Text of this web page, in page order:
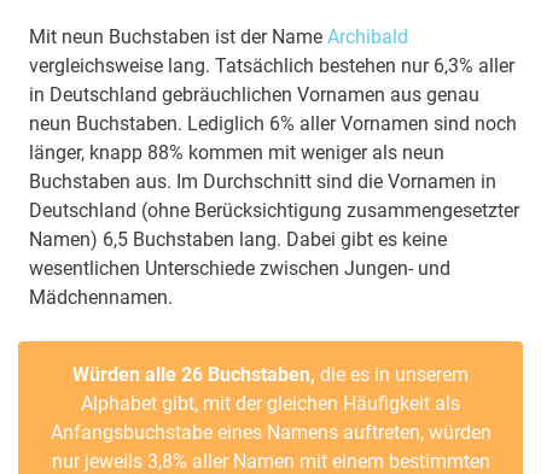
Mit neun Buchstaben ist der Name Archibald
vergleichsweise lang. Tatsächlich bestehen nur 6,3% aller
in Deutschland gebräuchlichen Vornamen aus genau
neun Buchstaben. Lediglich 6% aller Vornamen sind noch
länger, knapp 88% kommen mit weniger als neun
Buchstaben aus. Im Durchschnitt sind die Vornamen in
Deutschland (ohne Berücksichtigung zusammengesetzter
Namen) 6,5 Buchstaben lang. Dabei gibt es keine
wesentlichen Unterschiede zwischen Jungen- und
Mädchennamen.
Würden alle 26 Buchstaben, die es in unserem
Alphabet gibt, mit der gleichen Häufigkeit als
Anfangsbuchstabe eines Namens auftreten, würden
nur jeweils 3,8% aller Namen mit einem bestimmten